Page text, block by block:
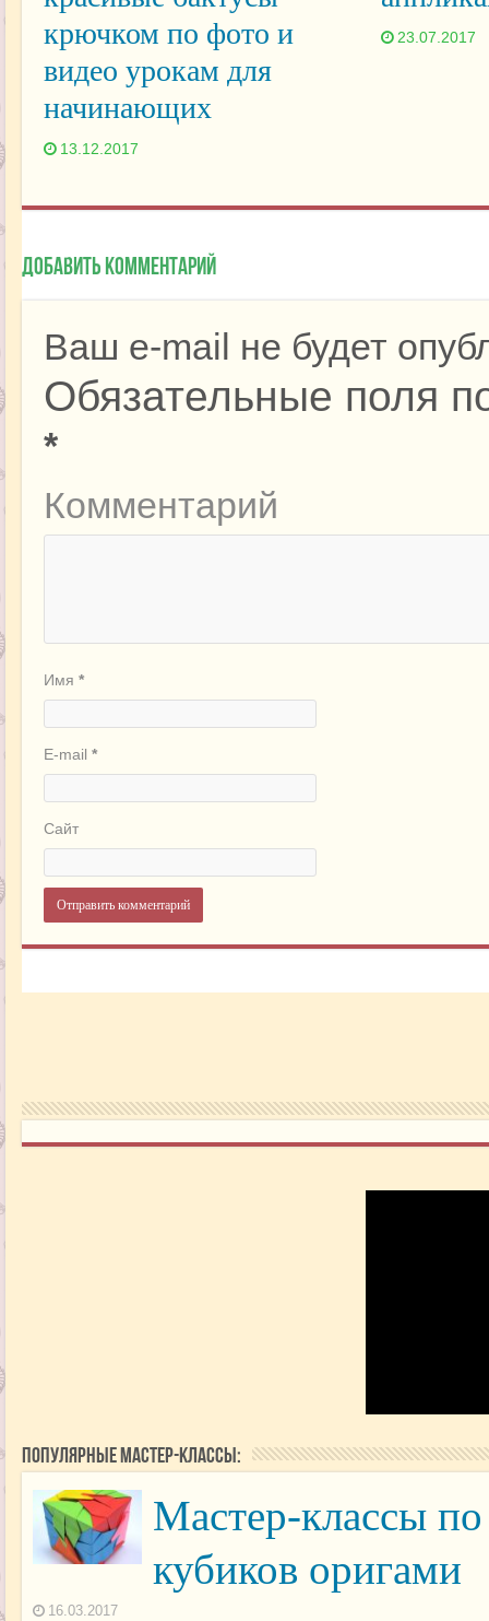
крючком по фото и
видео урокам для
начинающих
13.12.2017
23.07.2017
Добавить комментарий
Ваш e-mail не будет
Обязательные поля
*
Комментарий
Имя *
E-mail *
Сайт
Популярные мастер-классы:
Мастер-классы
кубиков оригами
16.03.2017